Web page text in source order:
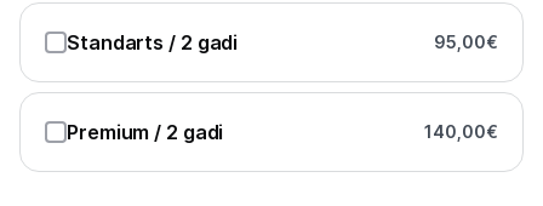
Standarts / 2 gadi 95,00€
Premium / 2 gadi 140,00€